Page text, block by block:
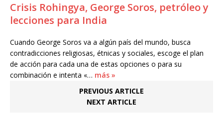
Crisis Rohingya, George Soros, petróleo y
lecciones para India
Cuando George Soros va a algún país del mundo, busca
contradicciones religiosas, étnicas y sociales, escoge el plan
de acción para cada una de estas opciones o para su
combinación e intenta «… más »
PREVIOUS ARTICLE
NEXT ARTICLE